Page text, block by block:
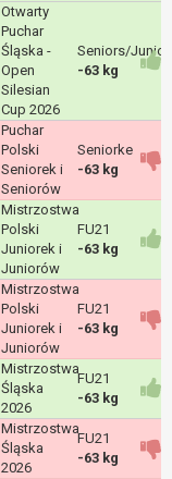
Otwarty
Puchar
Śląska -
Open
Silesian
Cup 2026
Seniors/
-63 kg
Puchar
Polski
Seniorek i
Seniorów
Seniorke
-63 kg
Mistrzostwa
Polski
Juniorek i
Juniorów
FU21
-63 kg
Mistrzostwa
Polski
Juniorek i
Juniorów
FU21
-63 kg
Mistrzostwa
Śląska
2026
FU21
-63 kg
Mistrzostwa
Śląska
2026
FU21
-63 kg